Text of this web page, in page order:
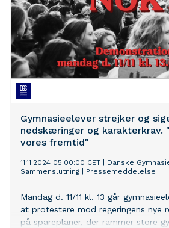
Gymnasieelever strejker og
nedskæringer og karakterkrav.
vores fremtid"
11.11.2024 05:00:00 CET
Danske
Sammenslutning
Pressemeddelelse
Mandag d. 11/11 kl. 13 går
at protestere mod regeringens nye
på spareplaner, der rammer store